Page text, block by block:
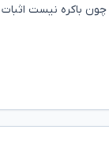
چون باکره نیست